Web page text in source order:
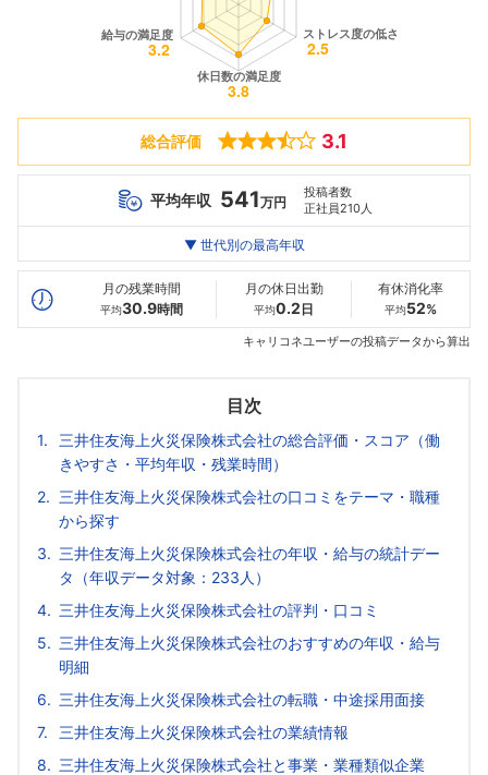
総合評価 3.1
平均年収 541万円
投稿者数
正社員210人
最高年収
20代
844万
30代
1489万
1562万
▼ 世代別の最高年収
月の残業時間
平均30.9時間
月の休日出勤
平均0.2 日
有休消化率
平均52%
キャリコネユーザーの投稿データから算出
目次
三井住友海上火災保険株式会社の総合評価・スコア（働
きやすさ・平均年収・残業時間）
三井住友海上火災保険株式会社の口コミをテーマ・職種
から探す
三井住友海上火災保険株式会社の年収・給与の統計デー
タ（年収データ対象：233人）
三井住友海上火災保険株式会社の評判・口コミ
三井住友海上火災保険株式会社のおすすめの年収・給与
明細
三井住友海上火災保険株式会社の転職・中途採用面接
三井住友海上火災保険株式会社の業績情報
三井住友海上火災保険株式会社と事業・業種類似企業